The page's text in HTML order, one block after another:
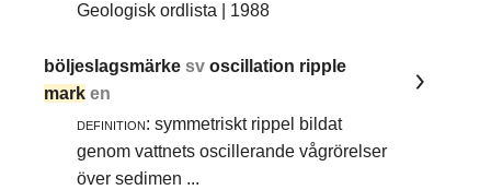
Geologisk ordlista | 1988
böljeslagsmärkesvoscillation ripple
mark en
definition: symmetriskt rippel bildat
genom vattnets oscillerande vågrörelser
över sedimen ...